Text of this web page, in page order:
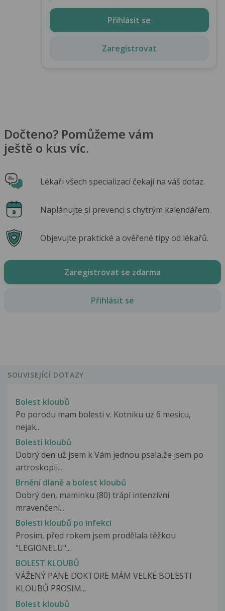
Přihlásit se
Zaregistrovat
Dočteno? Pomůžeme vám
ještě o kus víc.
Lékaři všech specializací čekají na váš dotaz.
Naplánujte si prevenci s chytrým kalendářem.
Objevujte praktické a ověřené tipy od lékařů.
Zaregistrovat se zdarma
Přihlásit se
SOUVISEJÍCÍ DOTAZY
Bolest kloubů
Po porodu mam bolesti v. Kotniku uz 6 mesicu,
nejak...
Bolesti kloubů
Dobrý den už jsem k Vám jednou psala,že jsem po
artroskopii...
Brnění dlaně a bolest kloubů
Dobrý den, maminku (80) trápí intenzivní
mravenčení...
Bolesti kloubů po infekci
Prosím, před rokem jsem prodělala těžkou
"LEGIONELU"...
BOLEST KLOUBŮ
VÁŽENÝ PANE DOKTORE MÁM VELKÉ BOLESTI
KLOUBŮ PROSIM...
Bolest kloubů